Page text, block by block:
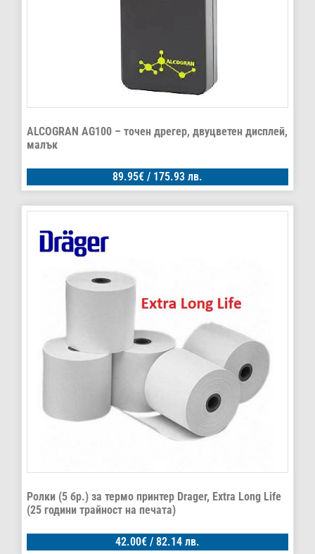
ALCOGRAN AG100 – точен дрегер, двуцветен дисплей,
малък
89.95€ / 175.93 лв.
Ролки (5 бр.) за термо принтер Drager, Extra Long Life
(25 години трайност на печата)
42.00€ / 82.14 лв.